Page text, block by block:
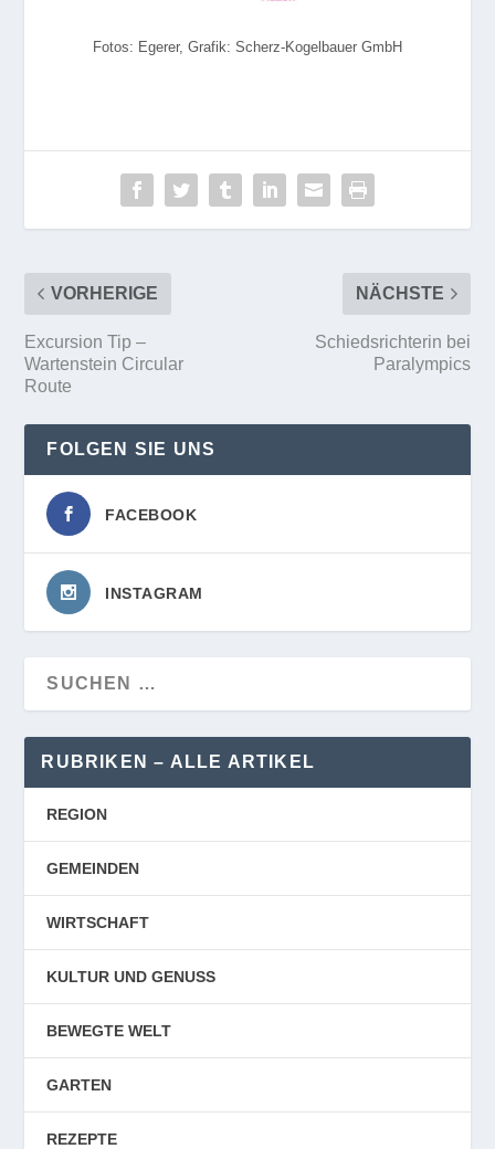
Fotos: Egerer, Grafik: Scherz-Kogelbauer GmbH
VORHERIGE
Excursion Tip –
Wartenstein Circular
Route
NÄCHSTE
Schiedsrichterin bei
Paralympics
FOLGEN SIE UNS
FACEBOOK
INSTAGRAM
RUBRIKEN – ALLE ARTIKEL
REGION
GEMEINDEN
WIRTSCHAFT
KULTUR UND GENUSS
BEWEGTE WELT
GARTEN
REZEPTE